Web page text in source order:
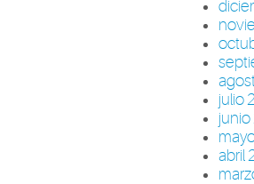
julio
abril